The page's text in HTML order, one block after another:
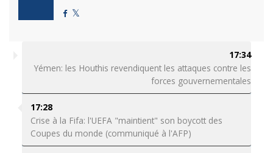
17:34
Yémen: les Houthis revendiquent les attaques contre les
forces gouvernementales
17:28
Crise à la Fifa: l'UEFA "maintient" son boycott des
Coupes du monde (communiqué à l'AFP)